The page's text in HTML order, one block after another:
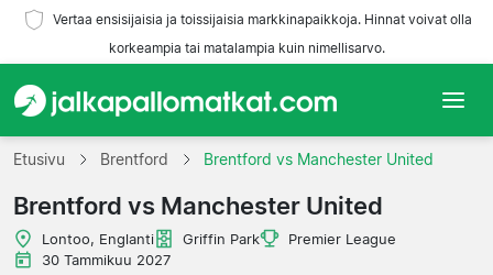
Vertaa ensisijaisia ja toissijaisia markkinapaikkoja. Hinnat voivat olla
korkeampia tai matalampia kuin nimellisarvo.
Etusivu
Joukkueet
Liigat
Etusivu Brentford Brentford vs Manchester United
Brentford vs Manchester United
Lontoo, Englanti Griffin Park
Premier League
30 Tammikuu 2027